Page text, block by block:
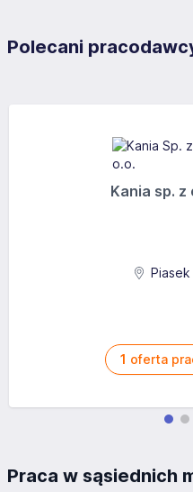
Polecani
Kania sp. z
Piasek
1 oferta
Praca w sąsiednich